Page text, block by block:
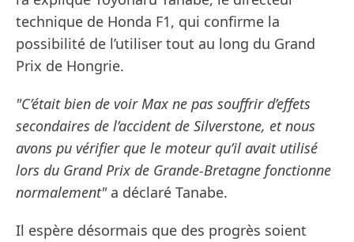
technique de Honda F1, qui confirme la
possibilité de l’utiliser tout au long du Grand
Prix de Hongrie.
"C’était bien de voir Max ne pas souffrir d’effets
secondaires de l’accident de Silverstone, et nous
avons pu vérifier que le moteur qu’il avait utilisé
lors du Grand Prix de Grande-Bretagne fonctionne
normalement"a déclaré Tanabe.
Il espère désormais que des progrès soient